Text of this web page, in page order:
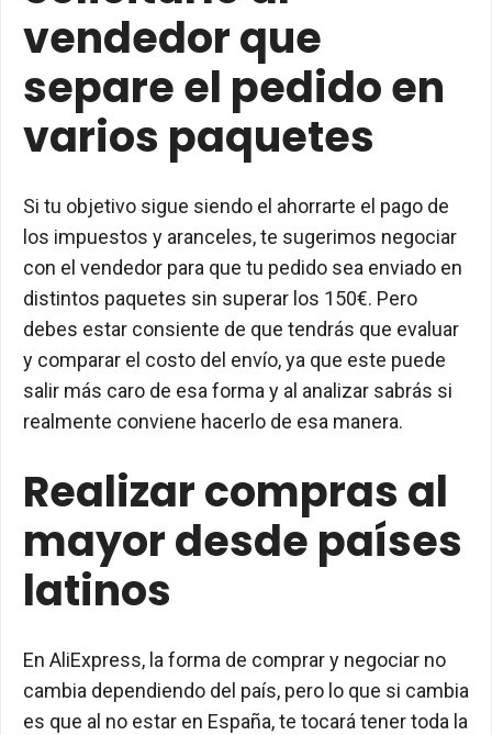
vendedor que
separe el pedido en
varios paquetes
Si tu objetivo sigue siendo el ahorrarte el pago de
los impuestos y aranceles, te sugerimos negociar
con el vendedor para que tu pedido sea enviado en
distintos paquetes sin superar los 150€. Pero
debes estar consiente de que tendrás que evaluar
y comparar el costo del envío, ya que este puede
salir más caro de esa forma y al analizar sabrás si
realmente conviene hacerlo de esa manera.
Realizar compras al
mayor desde países
latinos
En AliExpress, la forma de comprar y negociar no
cambia dependiendo del país, pero lo que si cambia
es que al no estar en España, te tocará tener toda la